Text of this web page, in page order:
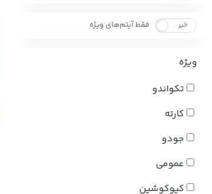
بله خیر فقط آیتم‌های ویژه
ویژه
تکواندو
کارته
جودو
عمومی
کیوکوشین